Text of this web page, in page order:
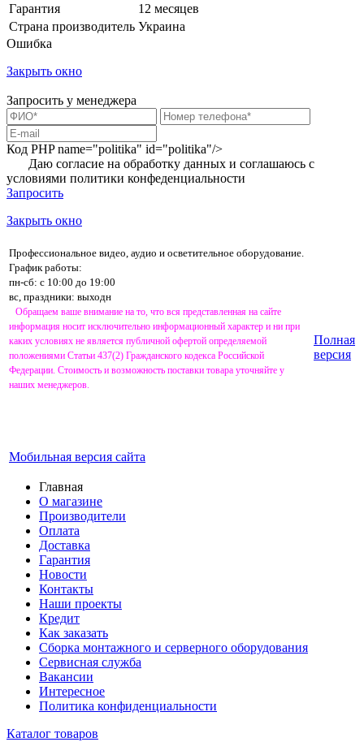
Гарантия
12 месяцев
Страна производитель Украина
Ошибка
Закрыть окно
Запросить у менеджера
Код PHPname="politika" id="politika"/>
Даю согласие на обработку данных и соглашаюсь с
условиями политики конфеденциальности
Запросить
Закрыть окно
Профессиональное видео, аудио и осветительное оборудование.
График работы:
пн-сб: с 10:00 до 19:00
вс, праздники: выходн
Обращаем ваше внимание на то, что вся представленная на сайте
информация носит исключительно информационный характер и ни при
каких условиях не является публичной офертой определяемой
положениями Статьи 437(2) Гражданского кодекса Российской
Федерации. Стоимость и возможность поставки товара уточняйте у
наших менеджеров.
Мобильная версия сайта
Полная
версия
Главная
О магазине
Производители
Оплата
Доставка
Гарантия
Новости
Контакты
Наши проекты
Кредит
Как заказать
Сборка монтажного и серверного оборудования
Сервисная служба
Вакансии
Интересное
Политика конфиденциальности
Каталог товаров